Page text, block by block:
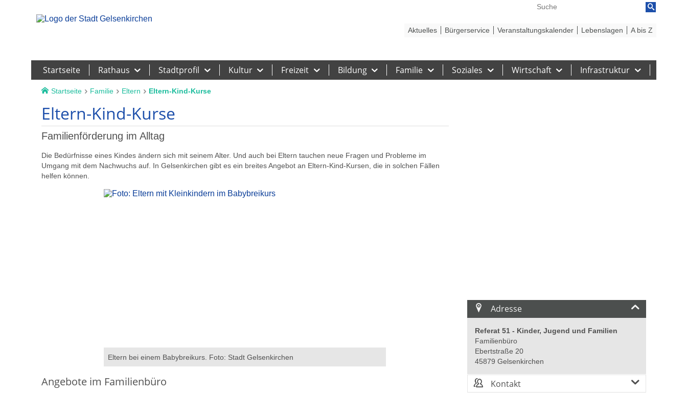
Startseite Rathaus Stadtprofil Kultur Freizeit Bildung Familie Soziales Wirtschaft Infrastruktur
Aktuelles Bürgerservice Veranstaltungskalender Lebenslagen A bis Z
Startseite Familie Eltern Eltern-Kind-Kurse
Eltern-Kind-Kurse
Familienförderung im Alltag
Die Bedürfnisse eines Kindes ändern sich mit seinem Alter. Und auch bei Eltern tauchen neue Fragen und Probleme im
Umgang mit dem Nachwuchs auf. In Gelsenkirchen gibt es ein breites Angebot an Eltern-Kind-Kursen, die in solchen Fällen
helfen können.
Eltern bei einem Babybreikurs. Foto: Stadt Gelsenkirchen
Angebote im Familienbüro
Adresse
Referat 51 - Kinder, Jugend und Familien
Familienbüro
Ebertstraße 20
45879 Gelsenkirchen
Kontakt